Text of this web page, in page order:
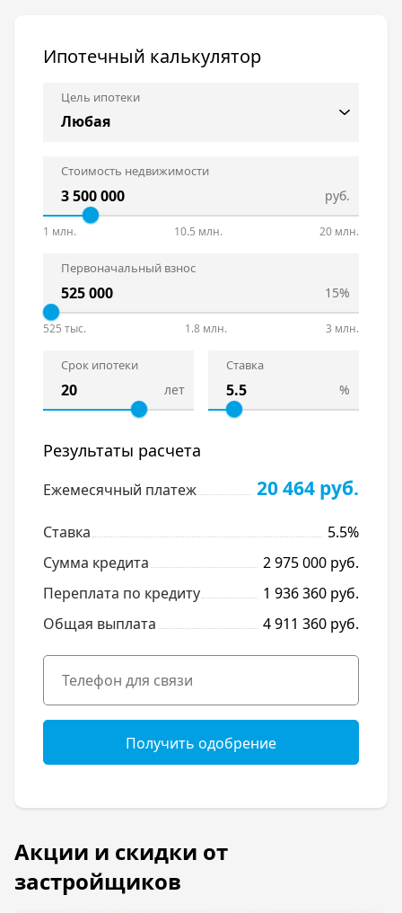
Ипотечный калькулятор
Цель ипотеки
Стоимость недвижимости
руб.
1 млн. 10.5 млн. 20 млн.
Первоначальный взнос
15%
525 тыс. 1.8 млн. 3 млн.
Срок ипотеки
лет
Ставка
%
Результаты расчета
Ежемесячный платеж 20 464 руб.
Ставка
5.5%
Сумма кредита
2 975 000 руб.
Переплата по кредиту
1 936 360 руб.
Общая выплата
4 911 360 руб.
Получить одобрение